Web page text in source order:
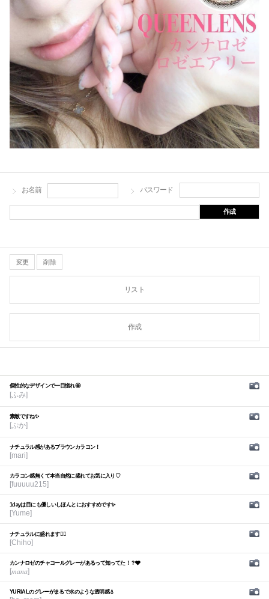
お名前 パスワード
作成
変更 削除
リスト
作成
個性的なデザインで一目惚れ🤩
[ふみ]
素敵ですね✨
[ぷか]
ナチュラル感があるブラウンカラコン！
[mari]
カラコン感無くて本当自然に盛れてお気に入り♡
[fuuuuu215]
1dayは目にも優しいしほんとにおすすめです✨
[Yume]
ナチュラルに盛れます🙆‍♀️
[Chiho]
カンナロゼのチャコールグレーがあるって知ってた！？🩶
[𝑚𝑎𝑛𝑎]
YURIALのグレーがまるで水のような透明感💧